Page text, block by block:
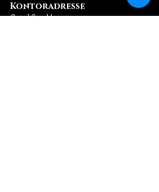
Kontoradresse
Creol Smykker